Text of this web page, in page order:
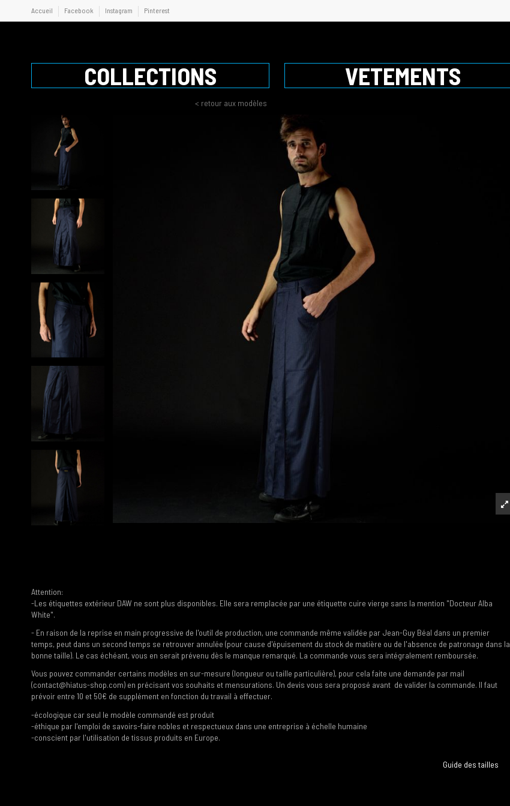
Accueil Facebook Instagram Pinterest
COLLECTIONS VETEMENTS
< retour aux modèles
Attention:
-Les étiquettes extérieur DAW ne sont plus disponibles. Elle sera remplacée par une étiquette cuire vierge sans la mention "Docteur Alba
White".
- En raison de la reprise en main progressive de l'outil de production, une commande même validée par Jean-Guy Béal dans un premier
temps, peut dans un second temps se retrouver annulée (pour cause d'épuisement du stock de matière ou de l'absence de patronage dans la
bonne taille). Le cas échéant, vous en serait prévenu dès le manque remarqué. La commande vous sera intégralement remboursée.
Vous pouvez commander certains modèles en sur-mesure (longueur ou taille particulière), pour cela faite une demande par mail
(contact@hiatus-shop.com) en précisant vos souhaits et mensurations. Un devis vous sera proposé avant de valider la commande. Il faut
prévoir entre 10 et 50€ de supplément en fonction du travail à effectuer.
-écologique car seul le modèle commandé est produit
-éthique par l'emploi de savoirs-faire nobles et respectueux dans une entreprise à échelle humaine
-conscient par l'utilisation de tissus produits en Europe.
Guide des tailles